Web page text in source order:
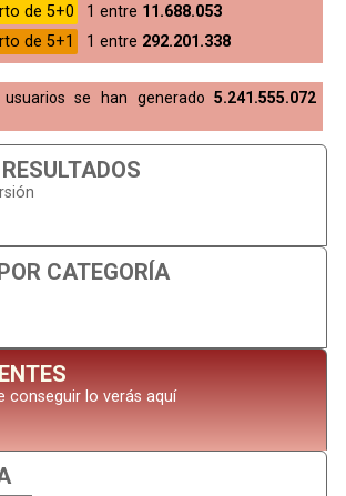
de 5+0
1 entre 11.688.053
de 5+1
1 entre 292.201.338
usuarios se han generado5.241.555.072
CATEGORÍA
conseguir lo verás aquí